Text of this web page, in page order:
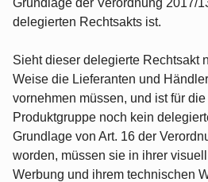
Grundlage der Verordnung 2017/
delegierten Rechtsakts ist.
Sieht dieser delegierte Rechtsakt
Weise die Lieferanten und
vornehmen müssen, und ist für
Produktgruppe noch kein
Grundlage von Art. 16 der
worden, müssen sie in ihrer
Werbung und ihrem technischen